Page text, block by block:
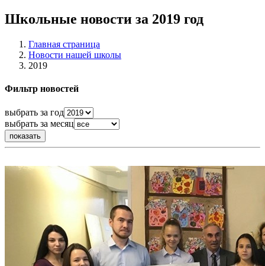
Школьные новости за 2019 год
Главная страница
Новости нашей школы
2019
Фильтр новостей
выбрать за год
выбрать за месяц